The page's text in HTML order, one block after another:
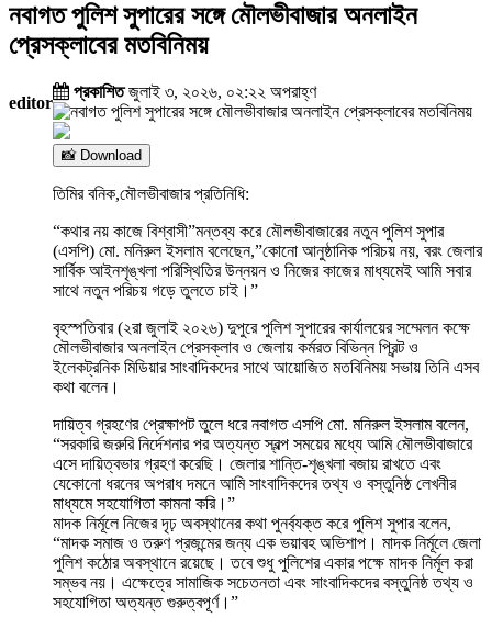
নবাগত পুলিশ সুপারের সঙ্গে মৌলভীবাজার অনলাইন
প্রেসক্লাবের মতবিনিময়
editor
প্রকাশিতজুলাই ৩, ২০২৬, ০২:২২ অপরাহ্ণ
📸 Download
তিমির বনিক,মৌলভীবাজার প্রতিনিধি:
“কথার নয় কাজে বিশ্বাসী”মন্তব্য করে মৌলভীবাজারের নতুন পুলিশ সুপার
(এসপি) মো. মনিরুল ইসলাম বলেছেন,”কোনো আনুষ্ঠানিক পরিচয় নয়, বরং জেলার
সার্বিক আইনশৃঙ্খলা পরিস্থিতির উন্নয়ন ও নিজের কাজের মাধ্যমেই আমি সবার
সাথে নতুন পরিচয় গড়ে তুলতে চাই।”
বৃহস্পতিবার (২রা জুলাই ২০২৬) দুপুরে পুলিশ সুপারের কার্যালয়ের সম্মেলন কক্ষে
মৌলভীবাজার অনলাইন প্রেসক্লাব ও জেলায় কর্মরত বিভিন্ন প্রিন্ট ও
ইলেকট্রনিক মিডিয়ার সাংবাদিকদের সাথে আয়োজিত মতবিনিময় সভায় তিনি এসব
কথা বলেন।
দায়িত্ব গ্রহণের প্রেক্ষাপট তুলে ধরে নবাগত এসপি মো. মনিরুল ইসলাম বলেন,
“সরকারি জরুরি নির্দেশনার পর অত্যন্ত স্বল্প সময়ের মধ্যে আমি মৌলভীবাজারে
এসে দায়িত্বভার গ্রহণ করেছি। জেলার শান্তি-শৃঙ্খলা বজায় রাখতে এবং
যেকোনো ধরনের অপরাধ দমনে আমি সাংবাদিকদের তথ্য ও বস্তুনিষ্ঠ লেখনীর
মাধ্যমে সহযোগিতা কামনা করি।”
মাদক নির্মূলে নিজের দৃঢ় অবস্থানের কথা পুনর্ব্যক্ত করে পুলিশ সুপার বলেন,
“মাদক সমাজ ও তরুণ প্রজন্মের জন্য এক ভয়াবহ অভিশাপ। মাদক নির্মূলে জেলা
পুলিশ কঠোর অবস্থানে রয়েছে। তবে শুধু পুলিশের একার পক্ষে মাদক নির্মূল করা
সম্ভব নয়। এক্ষেত্রে সামাজিক সচেতনতা এবং সাংবাদিকদের বস্তুনিষ্ঠ তথ্য ও
সহযোগিতা অত্যন্ত গুরুত্বপূর্ণ।”